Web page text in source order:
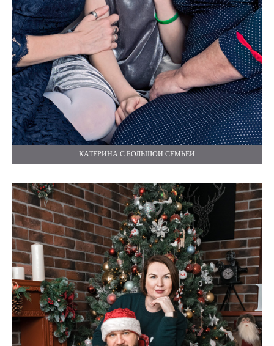
КАТЕРИНА С БОЛЬШОЙ СЕМЬЕЙ